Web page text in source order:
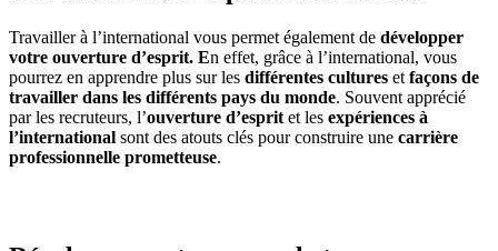
Travailler à l’international vous permet également de développer
votre ouverture d’esprit. En effet, grâce à l’international, vous
pourrez en apprendre plus sur les différentes cultures et façons de
travailler dans les différents pays du monde. Souvent apprécié
par les recruteurs, l’ouverture d’esprit et les expériences à
l’international sont des atouts clés pour construire une carrière
professionnelle prometteuse.